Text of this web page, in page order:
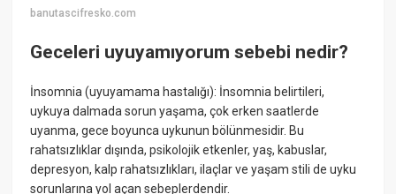
banutascifresko.com
Geceleri uyuyamıyorum sebebi nedir?
İnsomnia (uyuyamama hastalığı): İnsomnia belirtileri,
uykuya dalmada sorun yaşama, çok erken saatlerde
uyanma, gece boyunca uykunun bölünmesidir. Bu
rahatsızlıklar dışında, psikolojik etkenler, yaş, kabuslar,
depresyon, kalp rahatsızlıkları, ilaçlar ve yaşam stili de uyku
sorunlarına yol açan sebeplerdendir.